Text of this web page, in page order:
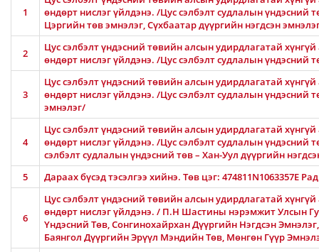
1
өндөрт нислэг үйлдэнэ. /Цус сэлбэлт судлалын үндэсний
Цэргийн төв эмнэлэг, Сүхбаатар дүүргийн нэгдсэн
2
Цус сэлбэлт үндэсний төвийн алсын удирдлагатай
өндөрт нислэг үйлдэнэ. /Цус сэлбэлт судлалын үндэсний
3
Цус сэлбэлт үндэсний төвийн алсын удирдлагатай
өндөрт нислэг үйлдэнэ. /Цус сэлбэлт судлалын
эмнэлэг/
4
Цус сэлбэлт үндэсний төвийн алсын удирдлагатай
өндөрт нислэг үйлдэнэ. /Цус сэлбэлт судлалын үндэсний
сэлбэлт судлалын үндэсний төв – Хан-Уул дүүргийн
5
Дараах бүсэд тэсэлгээ хийнэ. Төв цэг: 474811N1063357E
6
Цус сэлбэлт үндэсний төвийн алсын удирдлагатай
өндөрт нислэг үйлдэнэ. / П.Н Шастины нэрэмжит Улсын
Үндэсний Төв, Сонгинохайрхан Дүүргийн Нэгдсэн
Баянгол Дүүргийн Эрүүл Мэндийн Төв, Мөнгөн Гүүр